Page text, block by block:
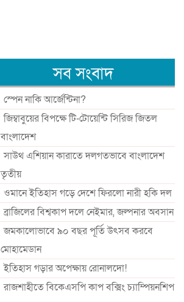
সব সংবাদ
স্পেন নাকি আর্জেন্টিনা?
জিম্বাবুয়ের বিপক্ষে টি-টোয়েন্টি সিরিজ জিতল
বাংলাদেশ
সাউথ এশিয়ান কারাতে দলগতভাবে বাংলাদেশ
তৃতীয়
ওমানে ইতিহাস গড়ে দেশে ফিরলো নারী হকি দল
ব্রাজিলের বিশ্বকাপ দলে নেইমার, জল্পনার অবসান
জমকালোভাবে ৯০ বছর পূর্তি উৎসব করবে
মোহামেডান
ইতিহাস গড়ার অপেক্ষায় রোনালদো!
রাজশাহীতে বিকেএসপি কাপ বক্সিং চ্যাম্পিয়নশিপ